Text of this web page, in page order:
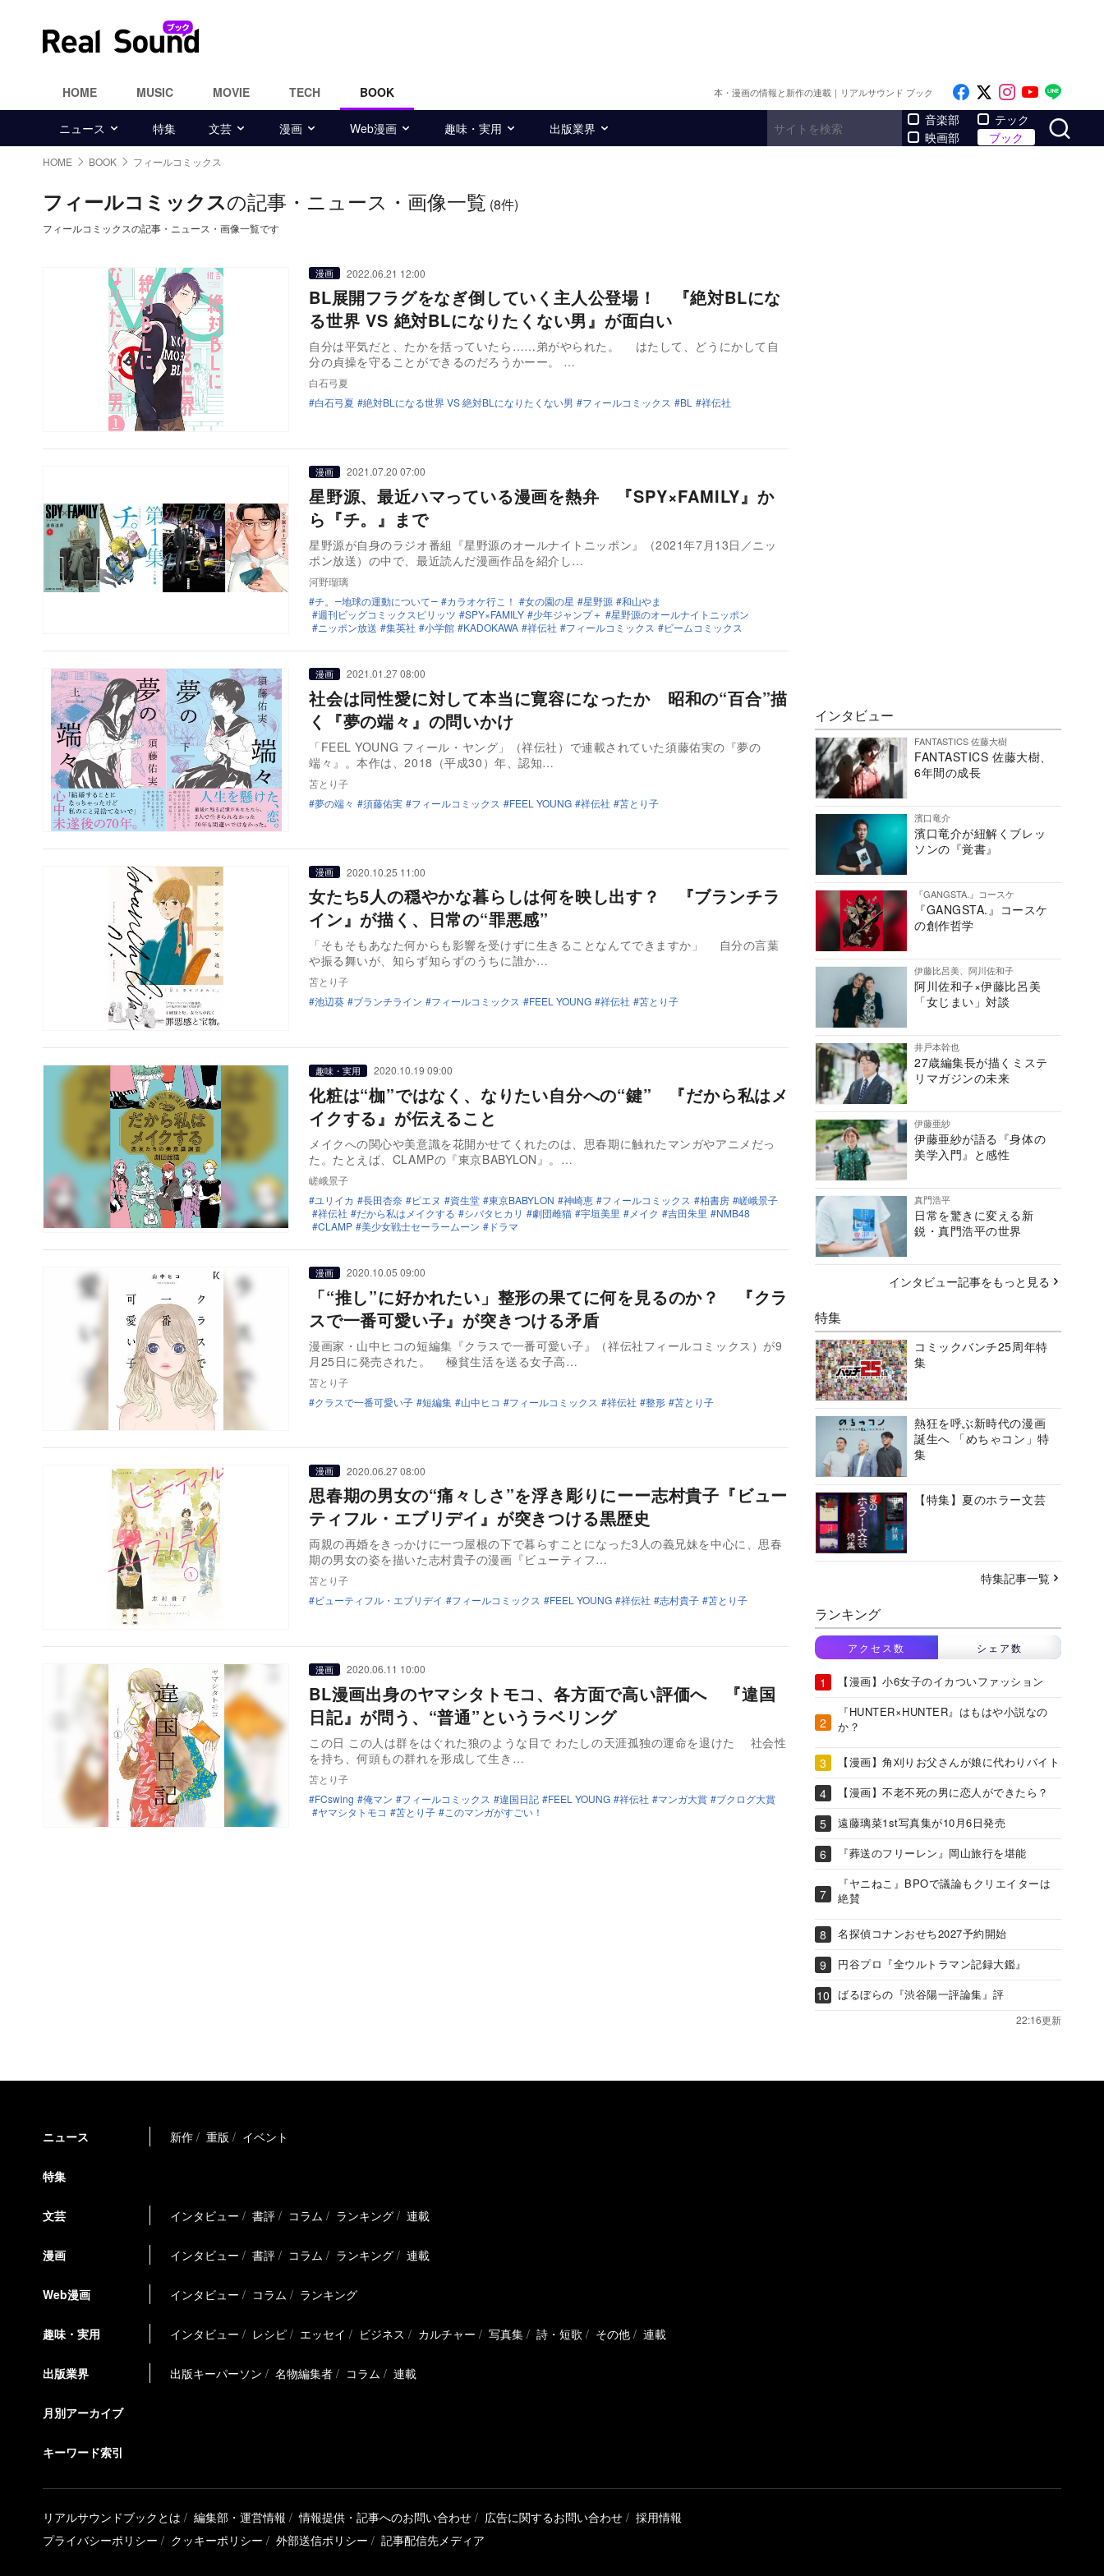
HOME MUSIC MOVIE TECH BOOK 本・漫画の情報と新作の連載｜リアルサウンド ブック Like on Facebook
Follow on x
Follow on
Follow
ニュース 特集 文芸 漫画 Web漫画 趣味・実用 出版業界
音楽部
映画部
テック
ブック
HOME BOOK フィールコミックス
フィールコミックスの記事・ニュース・画像一覧 (8件)
フィールコミックスの記事・ニュース・画像一覧です
漫画 2022.06.21 12:00
BL展開フラグをなぎ倒していく主人公登場！ 『絶対BLにな
る世界 VS 絶対BLになりたくない男』が面白い
自分は平気だと、たかを括っていたら……弟がやられた。 はたして、どうにかして自
分の貞操を守ることができるのだろうかーー。 …
白石弓夏
白石弓夏
絶対BLになる世界 VS 絶対BLになりたくない男 フィールコミックス BL 祥伝社
漫画 2021.07.20 07:00
星野源、最近ハマっている漫画を熱弁 『SPY×FAMILY』か
ら『チ。』まで
星野源が自身のラジオ番組『星野源のオールナイトニッポン』（2021年7月13日／ニッ
ポン放送）の中で、最近読んだ漫画作品を紹介し…
河野瑠璃
チ。―地球の運動について―
カラオケ行こ！ 女の園の星 星野源
和山やま
週刊ビッグコミックスピリッツ
SPY×FAMILY 少年ジャンプ＋
星野源のオールナイトニッポン
ニッポン放送
集英社 小学館 KADOKAWA 祥伝社 フィールコミックス ビームコミックス
漫画 2021.01.27 08:00
社会は同性愛に対して本当に寛容になったか 昭和の“百合”描
く『夢の端々』の問いかけ
「FEEL YOUNG フィール・ヤング」（祥伝社）で連載されていた須藤佑実の『夢の
端々』。本作は、2018（平成30）年、認知…
苫とり子
夢の端々
須藤佑実 フィールコミックス FEEL YOUNG 祥伝社 苫とり子
漫画 2020.10.25 11:00
女たち5人の穏やかな暮らしは何を映し出す？ 『ブランチラ
イン』が描く、日常の“罪悪感”
「そもそもあなた何からも影響を受けずに生きることなんてできますか」 自分の言葉
や振る舞いが、知らず知らずのうちに誰か…
苫とり子
池辺葵
ブランチライン フィールコミックス FEEL YOUNG 祥伝社 苫とり子
趣味・実用 2020.10.19 09:00
化粧は“枷”ではなく、なりたい自分への“鍵” 『だから私はメ
イクする』が伝えること
メイクへの関心や美意識を花開かせてくれたのは、思春期に触れたマンガやアニメだっ
た。たとえば、CLAMPの『東京BABYLON』。…
嵯峨景子
ユリイカ
長田杏奈 ピエヌ 資生堂 東京BABYLON 神崎恵 フィールコミックス 柏書房
嵯峨景子
祥伝社
だから私はメイクする シバタヒカリ 劇団雌猫 宇垣美里 メイク 吉田朱里
NMB48
CLAMP
美少女戦士セーラームーン ドラマ
漫画 2020.10.05 09:00
「“推し”に好かれたい」整形の果てに何を見るのか？ 『クラ
スで一番可愛い子』が突きつける矛盾
漫画家・山中ヒコの短編集『クラスで一番可愛い子』（祥伝社フィールコミックス）が9
月25日に発売された。 極貧生活を送る女子高…
苫とり子
クラスで一番可愛い子
短編集 山中ヒコ フィールコミックス 祥伝社 整形 苫とり子
漫画 2020.06.27 08:00
思春期の男女の“痛々しさ”を浮き彫りにーー志村貴子『ビュー
ティフル・エブリデイ』が突きつける黒歴史
両親の再婚をきっかけに一つ屋根の下で暮らすことになった3人の義兄妹を中心に、思春
期の男女の姿を描いた志村貴子の漫画『ビューティフ…
苫とり子
ビューティフル・エブリデイ
フィールコミックス FEEL YOUNG 祥伝社 志村貴子 苫とり子
漫画 2020.06.11 10:00
BL漫画出身のヤマシタトモコ、各方面で高い評価へ 『違国
日記』が問う、“普通”というラベリング
この日 この人は群をはぐれた狼のような目で わたしの天涯孤独の運命を退けた 社会性
を持ち、何頭もの群れを形成して生き…
苫とり子
FCswing
俺マン フィールコミックス 違国日記 FEEL YOUNG 祥伝社 マンガ大賞
ブクログ大賞
ヤマシタトモコ
苫とり子 このマンガがすごい！
インタビュー
FANTASTICS 佐藤大樹
FANTASTICS 佐藤大樹、
6年間の成長
濱口竜介
濱口竜介が紐解くブレッ
ソンの『覚書』
『GANGSTA.』コースケ
『GANGSTA.』コースケ
の創作哲学
伊藤比呂美、阿川佐和子
阿川佐和子×伊藤比呂美
「女じまい」対談
井戸本幹也
27歳編集長が描くミステ
リマガジンの未来
伊藤亜紗
伊藤亜紗が語る『身体の
美学入門』と感性
真門浩平
日常を驚きに変える新
鋭・真門浩平の世界
インタビュー記事をもっと見る
特集
コミックバンチ25周年特
集
熱狂を呼ぶ新時代の漫画
誕生へ 「めちゃコン」特
集
【特集】夏のホラー文芸
特集記事一覧
ランキング
アクセス数 シェア数
【漫画】小6女子のイカついファッション
『HUNTER×HUNTER』はもはや小説なの
か？
【漫画】角刈りお父さんが娘に代わりバイト
【漫画】不老不死の男に恋人ができたら？
遠藤璃菜1st写真集が10月6日発売
『葬送のフリーレン』岡山旅行を堪能
『ヤニねこ』BPOで議論もクリエイターは
絶賛
名探偵コナンおせち2027予約開始
円谷プロ『全ウルトラマン記録大鑑』
ばるぼらの『渋谷陽一評論集』評
22:16更新
ニュース 新作 重版 イベント
特集
文芸 インタビュー 書評 コラム ランキング 連載
漫画 インタビュー 書評 コラム ランキング 連載
Web漫画 インタビュー コラム ランキング
趣味・実用 インタビュー レシピ エッセイ ビジネス カルチャー 写真集 詩・短歌 その他 連載
出版業界 出版キーパーソン 名物編集者 コラム 連載
月別アーカイブ
キーワード索引
リアルサウンドブックとは 編集部・運営情報 情報提供・記事へのお問い合わせ 広告に関するお問い合わせ
採用情報
プライバシーポリシー
クッキーポリシー 外部送信ポリシー 記事配信先メディア